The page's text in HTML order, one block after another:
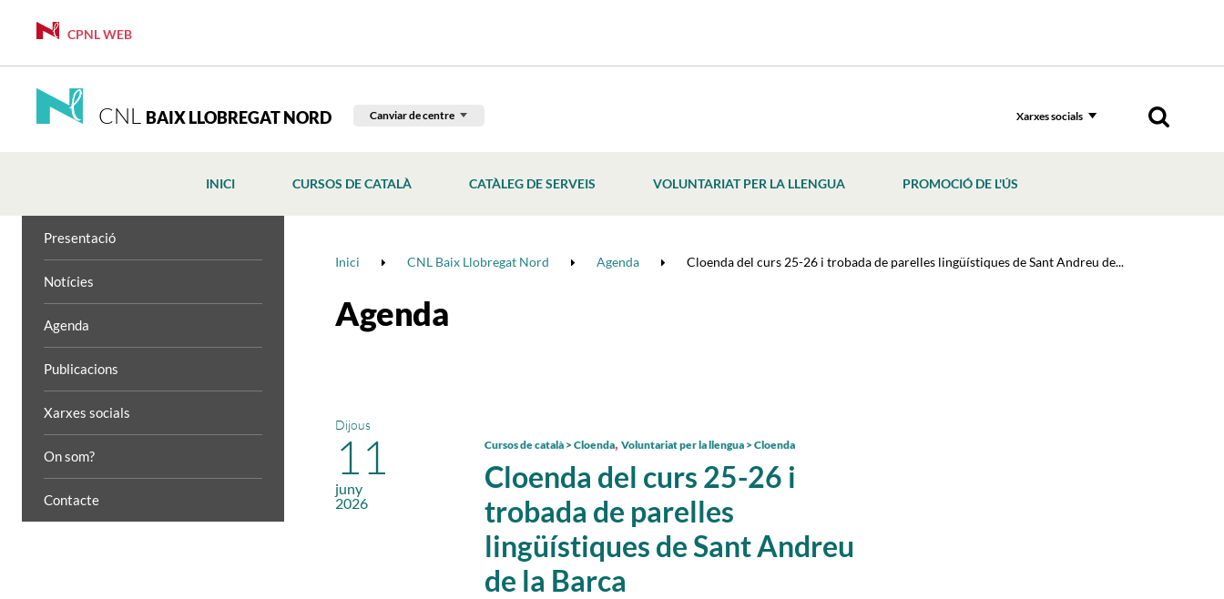
CPNL WEB
CNL BAIX LLOBREGAT NORD Canviar de centre Xarxes socials
INICI CURSOS DE CATALÀ CATÀLEG DE SERVEIS VOLUNTARIAT PER LA LLENGUA PROMOCIÓ DE L'ÚS
Presentació
Notícies
Agenda
Publicacions
Xarxes socials
On som?
Contacte
Inici CNL Baix Llobregat Nord Agenda Cloenda del curs 25-26 i trobada de parelles lingüístiques de Sant Andreu de...
Agenda
Cloenda del curs 25-26 i
trobada de parelles
lingüístiques de Sant Andreu
de la Barca
Cursos de català > Cloenda, Voluntariat per la llengua > Cloenda
Dijous
11
juny
2026